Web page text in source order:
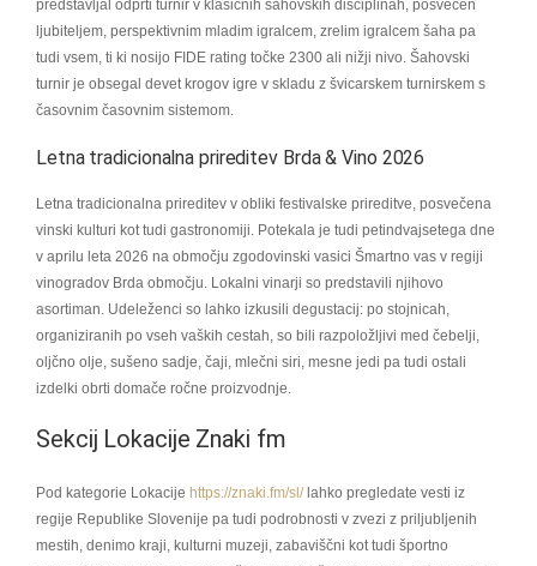
predstavljal odprti turnir v klasičnih šahovskih disciplinah, posvečen
ljubiteljem, perspektivnim mladim igralcem, zrelim igralcem šaha pa
tudi vsem, ti ki nosijo FIDE rating točke 2300 ali nižji nivo. Šahovski
turnir je obsegal devet krogov igre v skladu z švicarskem turnirskem s
časovnim časovnim sistemom.
Letna tradicionalna prireditev Brda & Vino 2026
Letna tradicionalna prireditev v obliki festivalske prireditve, posvečena
vinski kulturi kot tudi gastronomiji. Potekala je tudi petindvajsetega dne
v aprilu leta 2026 na območju zgodovinski vasici Šmartno vas v regiji
vinogradov Brda območju. Lokalni vinarji so predstavili njihovo
asortiman. Udeleženci so lahko izkusili degustacij: po stojnicah,
organiziranih po vseh vaških cestah, so bili razpoložljivi med čebelji,
oljčno olje, sušeno sadje, čaji, mlečni siri, mesne jedi pa tudi ostali
izdelki obrti domače ročne proizvodnje.
Sekcij Lokacije Znaki fm
Pod kategorie Lokacije https://znaki.fm/sl/lahko pregledate vesti iz
regije Republike Slovenije pa tudi podrobnosti v zvezi z priljubljenih
mestih, denimo kraji, kulturni muzeji, zabaviščni kot tudi športno